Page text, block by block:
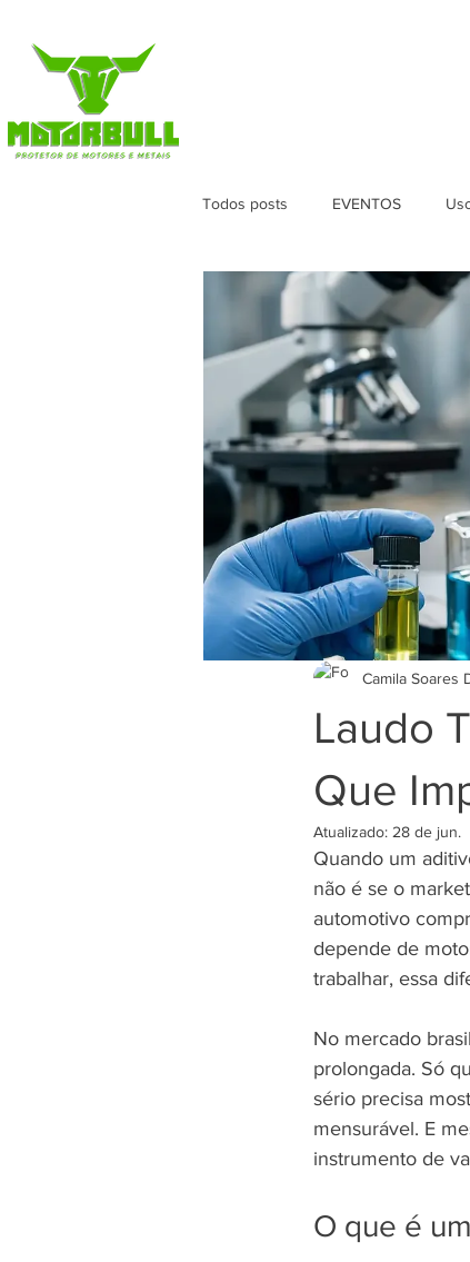
Todos posts EVENTOS
Laudo
Que
Camila Soares
Atualizado: 28 de jun.
Quando um
não é se o
automotivo
depende de
trabalhar, essa
No mercado
prolongada. Só
sério precisa
mensurável. E
instrumento de
O que é